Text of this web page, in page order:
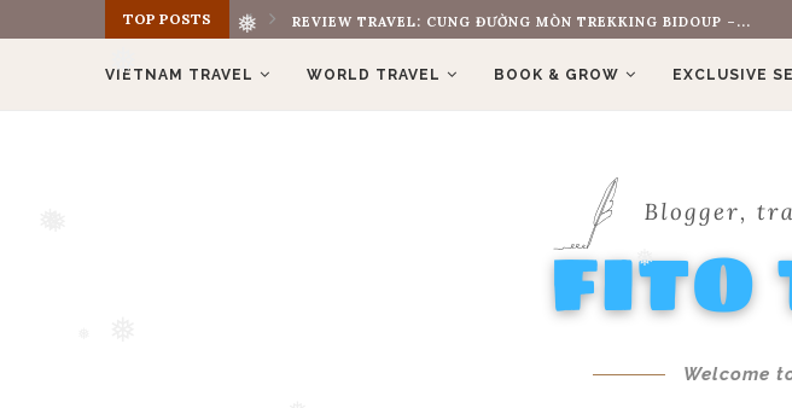
❅
❅
TOP POSTS REVIEW TRAVEL: CUNG ĐƯỜNG MÒN TREKKING BIDOUP –...
VIETNAM TRAVEL WORLD TRAVEL BOOK & GROW EXCLUSIVE
Welcome